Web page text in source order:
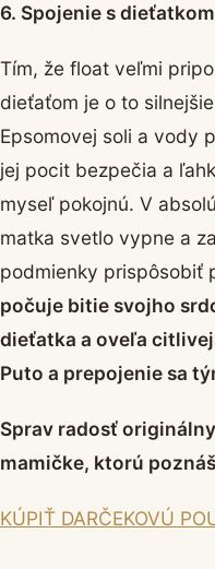
6. Spojenie s dieťatkom
Tím, že float veľmi
dieťaťom je o to
Epsomovej soli a vody
jej pocit bezpečia a
myseľ pokojnú. V
matka svetlo vypne a
podmienky prispôsobiť
počuje bitie svojho
dieťatka a oveľa
Puto a prepojenie sa
Sprav radosť
mamičke, ktorú
KÚPIŤ DARČEKOVÚ